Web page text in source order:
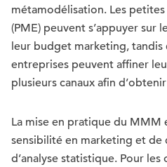
métamodélisation. Les
(PME) peuvent s’appuyer
leur budget marketing, tandis
entreprises peuvent affiner
plusieurs canaux afin
La mise en pratique du MMM
sensibilité en marketing et de
d’analyse statistique. Pour